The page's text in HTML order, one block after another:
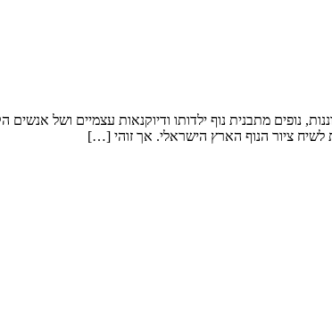
נופים מתבנית נוף ילדותו ודיוקנאות עצמיים ושל
לשיח ציור הנוף הארץ הישראלי. אך זוהי […]